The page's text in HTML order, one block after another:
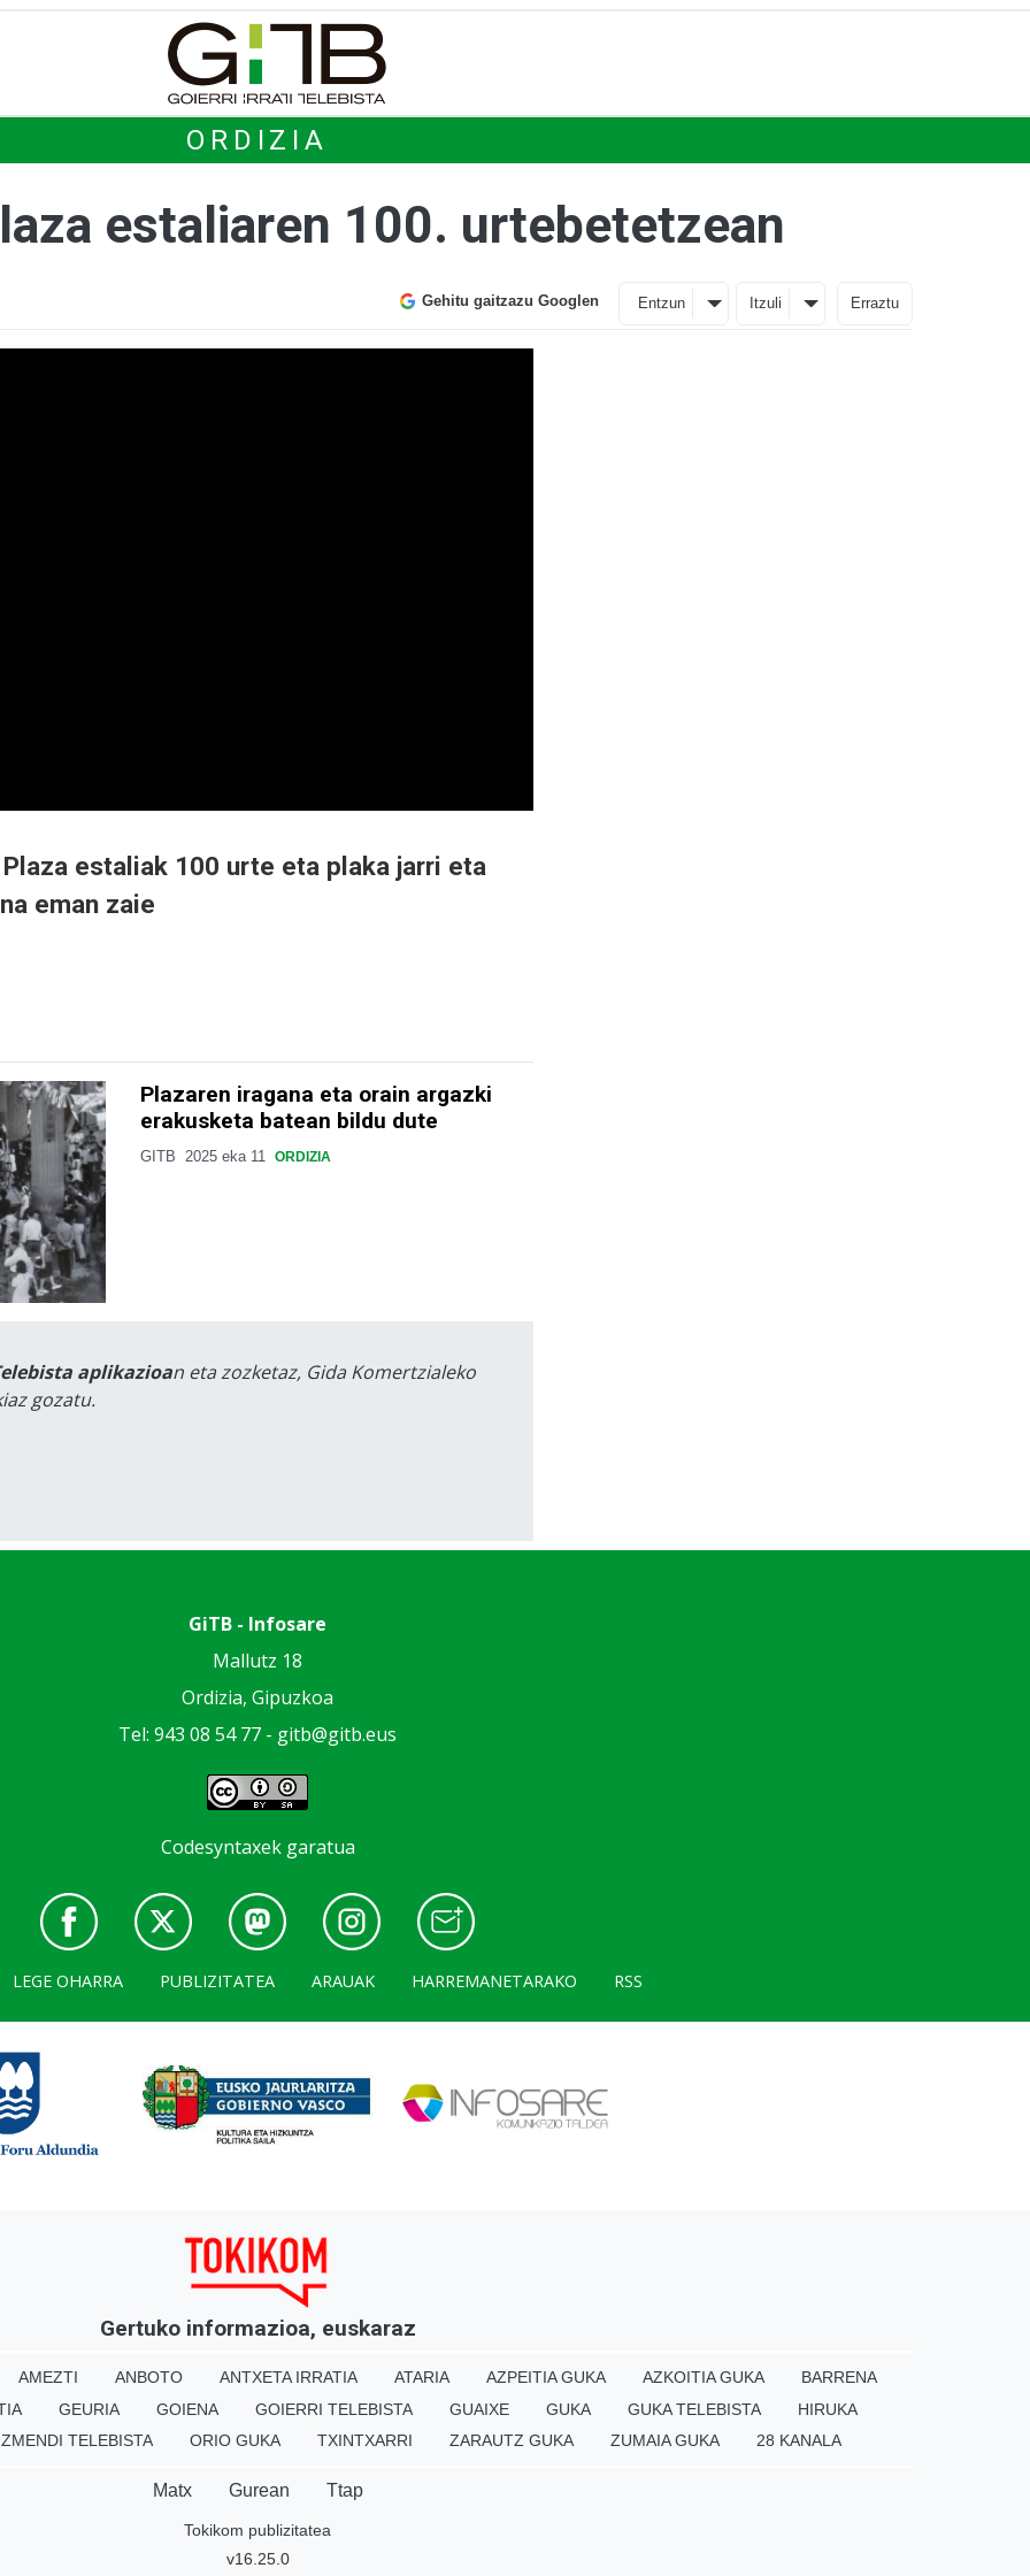
ORDIZIA
estaliaren 100. urtebetetzean
Gehitu gaitzazu Googlen Entzun Itzuli Erraztu
estaliak 100 urte eta plaka jarri eta
eman zaie
Plazaren iragana eta orain argazki
erakusketa batean bildu dute
GITB 2025 eka 11 ORDIZIA
aplikazioan eta zozketaz, Gida Komertzialeko
gozatu.
GiTB - Infosare
Mallutz 18
Ordizia, Gipuzkoa
Tel: 943 08 54 77 - gitb@gitb.eus
Codesyntaxek garatua
LEGE OHARRA PUBLIZITATEA ARAUAK HARREMANETARAKO RSS
Gertuko informazioa, euskaraz
AMEZTI ANBOTO ANTXETA IRRATIA ATARIA AZPEITIA GUKA AZKOITIA GUKA
BARRENA
GEURIA GOIENA GOIERRI TELEBISTA GUAIXE GUKA GUKA TELEBISTA
HIRUKA
TELEBISTA ORIO GUKA TXINTXARRI ZARAUTZ GUKA ZUMAIA GUKA 28 KANALA
Matx Gurean Ttap
Tokikom publizitatea
v16.25.0